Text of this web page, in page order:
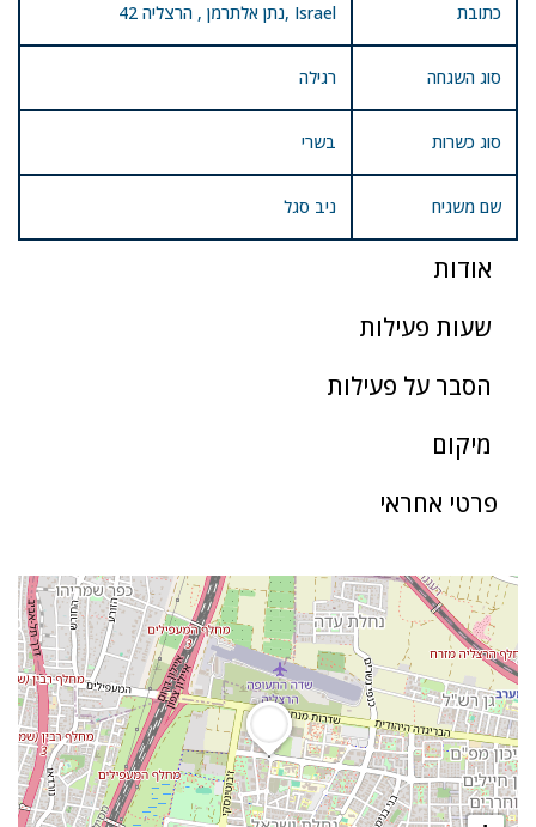
אודות
שעות פעילות
הסבר על פעילות
מיקום
פרטי אחראי
כתובת 42 נתן אלתרמן , הרצליה, Israel
סוג השגחה רגילה
סוג כשרות בשרי
שם משגיח ניב סגל